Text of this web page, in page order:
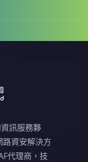
訊服務夥
資安解決方
代理商，技